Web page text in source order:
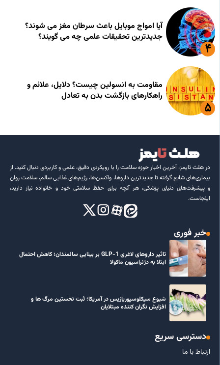
آیا امواج موبایل باعث سرطان مغز می شوند؟
جدیدترین تحقیقات علمی چه می گویند؟
مقاومت به انسولین چیست؟ دلایل، علائم و
راهکارهای بازگشت بدن به تعادل
در هلث تایمز، آخرین اخبار حوزه سلامت را با رویکردی دقیق، علمی و کاربردی دنبال کنید. از
بیماری‌های شایع گرفته تا جدیدترین داروها، واکسن‌ها، رژیم‌های غذایی سالم، سلامت روان
و پیشرفت‌های دنیای پزشکی، هر آنچه برای حفظ سلامتی خود و خانواده نیاز دارید،
اینجاست.
خبر فوری
تاثیر داروهای لاغری GLP-1 بر بینایی سالمندان؛ کاهش احتمال
ابتلا به دژنراسیون ماکولا
شیوع سیکلوسپوریازیس در آمریکا؛ ثبت نخستین مرگ ها و
افزایش نگران کننده مبتلایان
دسترسی سریع
ارتباط با ما